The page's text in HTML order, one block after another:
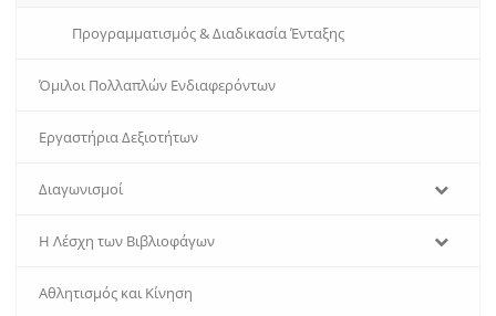
Προγραμματισμός & Διαδικασία Ένταξης
Όμιλοι Πολλαπλών Ενδιαφερόντων
Εργαστήρια Δεξιοτήτων
Διαγωνισμοί
Η Λέσχη των Βιβλιοφάγων
Αθλητισμός και Κίνηση